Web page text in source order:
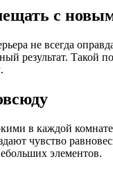
с
не всегда
результат. Такой
в каждой
чувство
элементов.